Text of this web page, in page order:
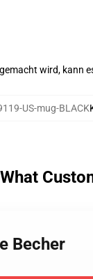
wird, kann
US-mug-BLACK
What
Becher